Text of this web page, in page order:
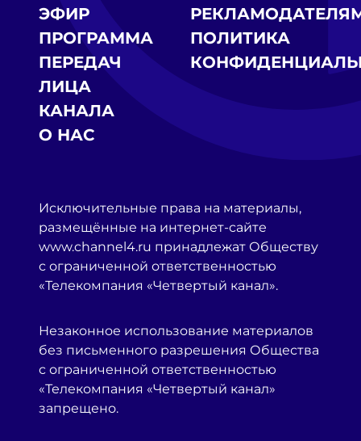
ЭФИР
ПРОГРАММА
ПЕРЕДАЧ
ЛИЦА
КАНАЛА
О НАС
ПОЛИТИКА
Исключительные права на материалы,
размещённые на интернет-сайте
www.channel4.ru принадлежат Обществу
с ограниченной ответственностью
«Телекомпания «Четвертый канал».
Незаконное использование материалов
без письменного разрешения Общества
с ограниченной ответственностью
«Телекомпания «Четвертый канал»
запрещено.